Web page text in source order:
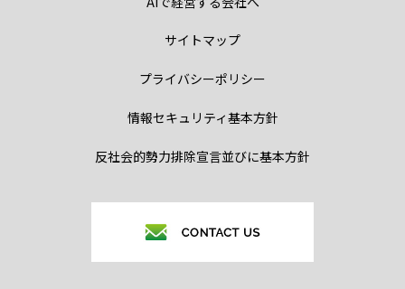
サイトマップ
プライバシーポリシー
情報セキュリティ基本方針
反社会的勢力排除宣言並びに基本方針